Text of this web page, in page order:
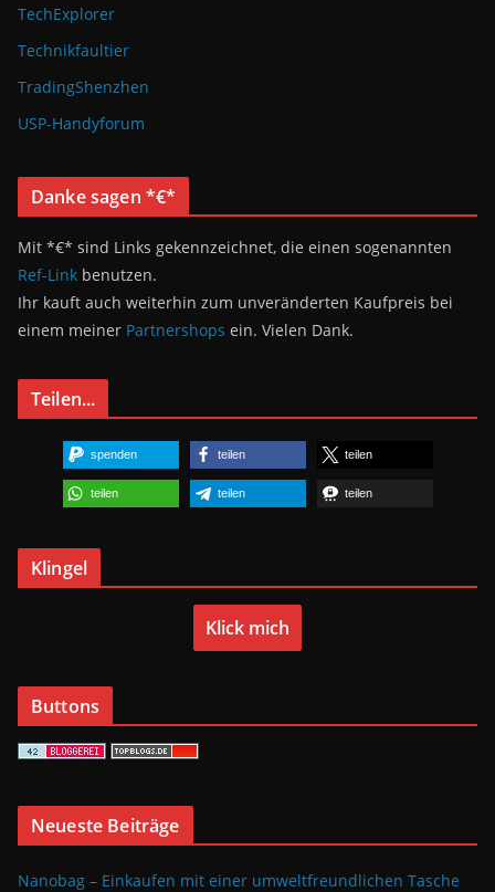
TechExplorer
Technikfaultier
TradingShenzhen
USP-Handyforum
Danke sagen *€*
Mit *€* sind Links gekennzeichnet, die einen sogenannten
Ref-Link benutzen.
Ihr kauft auch weiterhin zum unveränderten Kaufpreis bei
einem meiner Partnershops ein. Vielen Dank.
Teilen...
spenden teilen teilen
teilen teilen teilen
Klingel
Klick mich
Buttons
Neueste Beiträge
Nanobag – Einkaufen mit einer umweltfreundlichen Tasche